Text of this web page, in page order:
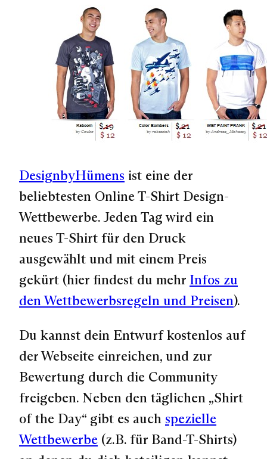
DesignbyHümens ist eine der
beliebtesten Online T-Shirt Design-
Wettbewerbe. Jeden Tag wird ein
neues T-Shirt für den Druck
ausgewählt und mit einem Preis
gekürt (hier findest du mehr Infos zu
den Wettbewerbsregeln und Preisen).
Du kannst dein Entwurf kostenlos auf
der Webseite einreichen, und zur
Bewertung durch die Community
freigeben. Neben den täglichen „Shirt
of the Day“ gibt es auch spezielle
Wettbewerbe (z.B. für Band-T-Shirts)